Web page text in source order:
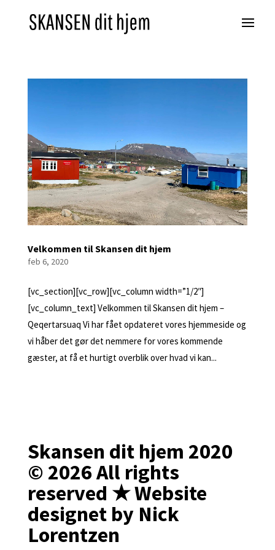
Velkommen til Skansen dit hjem
feb 6, 2020
[vc_section][vc_row][vc_column width=”1/2″]
[vc_column_text] Velkommen til Skansen dit hjem –
Qeqertarsuaq Vi har fået opdateret vores hjemmeside og
vi håber det gør det nemmere for vores kommende
gæster, at få et hurtigt overblik over hvad vi kan...
Skansen dit hjem 2020
© 2026 All rights
reserved ★ Website
designet by Nick
Lorentzen